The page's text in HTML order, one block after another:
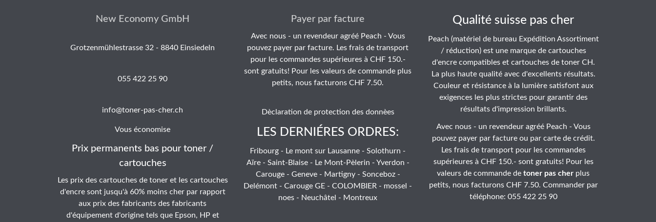
New Economy GmbH
Grotzenmühlestrasse 32 - 8840 Einsiedeln
055 422 25 90
info@toner-pas-cher.ch
Vous économise
Prix permanents bas pour toner /
cartouches
Les prix des cartouches de toner et les cartouches
d'encre sont jusqu'à 60% moins cher par rapport
aux prix des fabricants des fabricants
d'équipement d'origine tels que Epson, HP et
Payer par facture
Avec nous - un revendeur agréé Peach - Vous
pouvez payer par facture. Les frais de transport
pour les commandes supérieures à CHF 150.-
sont gratuits! Pour les valeurs de commande plus
petits, nous facturons CHF 7.50.
Dèclaration de protection des donnèes
LES DERNIÉRES ORDRES:
Fribourg - Le mont sur Lausanne - Solothurn -
Aïre - Saint-Blaise - Le Mont-Pèlerin - Yverdon -
Carouge - Geneve - Martigny - Sonceboz -
Delémont - Carouge GE - COLOMBIER - mossel -
noes - Neuchâtel - Montreux
Qualité suisse pas cher
Peach (matériel de bureau Expédition Assortiment
/ réduction) est une marque de cartouches
d'encre compatibles et cartouches de toner CH.
La plus haute qualité avec d'excellents résultats.
Couleur et résistance à la lumière satisfont aux
exigences les plus strictes pour garantir des
résultats d'impression brillants.
Avec nous - un revendeur agréé Peach - Vous
pouvez payer par facture ou par carte de crédit.
Les frais de transport pour les commandes
supérieures à CHF 150.- sont gratuits! Pour les
valeurs de commande detoner pas cher plus
petits, nous facturons CHF 7.50. Commander par
téléphone: 055 422 25 90